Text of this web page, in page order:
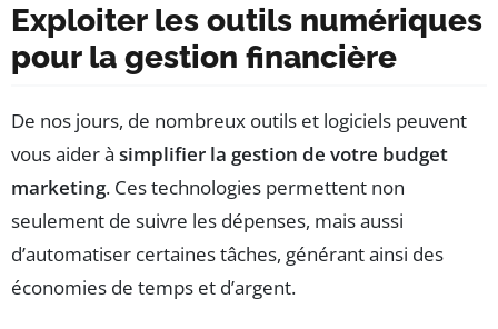
Exploiter les outils numériques
pour la gestion financière
De nos jours, de nombreux outils et logiciels peuvent
vous aider à simplifier la gestion de votre budget
marketing. Ces technologies permettent non
seulement de suivre les dépenses, mais aussi
d’automatiser certaines tâches, générant ainsi des
économies de temps et d’argent.